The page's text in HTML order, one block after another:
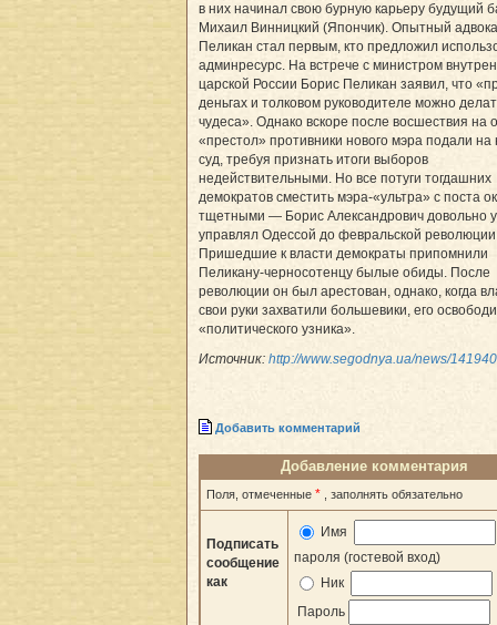
в них начинал свою бурную карьеру будущий
Михаил Винницкий (Япончик). Опытный
Пеликан стал первым, кто предложил
админресурс. На встрече с министром
царской России Борис Пеликан заявил, что
деньгах и толковом руководителе можно
чудеса». Однако вскоре после восшествия на
«престол» противники нового мэра подали на
суд, требуя признать итоги выборов
недействительными. Но все потуги тогдашних
демократов сместить мэра-«ультра» с поста
тщетными — Борис Александрович довольно
управлял Одессой до февральской революции
Пришедшие к власти демократы припомнили
Пеликану-черносотенцу былые обиды. После
революции он был арестован, однако, когда
свои руки захватили большевики, его
«политического узника».
Источник: http://www.segodnya.ua/news/
Добавить комментарий
Добавление комментария
Поля, отмеченные * , заполнять обязательно
Подписать
сообщение
как
Имя
пароля (гостевой вход)
Ник
Пароль